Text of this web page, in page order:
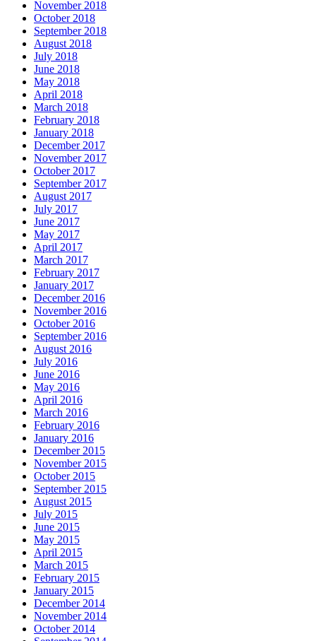
November 2018
October 2018
September 2018
August 2018
July 2018
June 2018
May 2018
April 2018
March 2018
February 2018
January 2018
December 2017
November 2017
October 2017
September 2017
August 2017
July 2017
June 2017
May 2017
April 2017
March 2017
February 2017
January 2017
December 2016
November 2016
October 2016
September 2016
August 2016
July 2016
June 2016
May 2016
April 2016
March 2016
February 2016
January 2016
December 2015
November 2015
October 2015
September 2015
August 2015
July 2015
June 2015
May 2015
April 2015
March 2015
February 2015
January 2015
December 2014
November 2014
October 2014